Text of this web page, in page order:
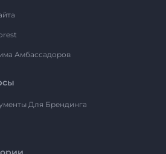
Амбассадоров
Для Брендинга